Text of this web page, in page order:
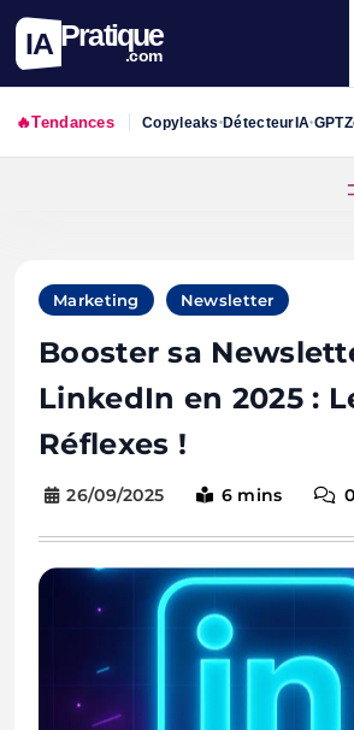
IA Pratique
.com
🔥Tendances Copyleaks •DétecteurIA•
Marketing Newsletter
Booster sa
LinkedIn en 2025 :
Réflexes !
26/09/2025 6 mins 0